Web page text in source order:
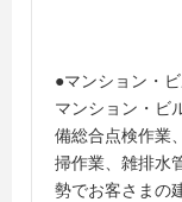
●マンション・
マンション・ビ
備総合点検作業
掃作業、雑排水
勢でお客さまの